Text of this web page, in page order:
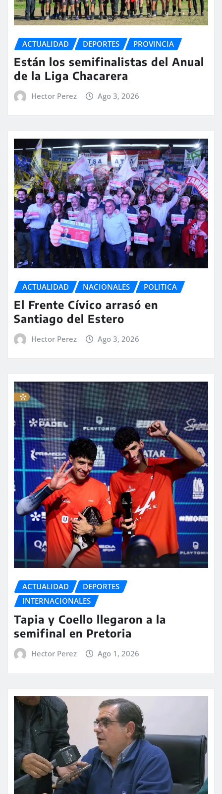
ACTUALIDAD DEPORTES PROVINCIA
Están los semifinalistas del Anual
de la Liga Chacarera
Hector Perez Ago 3, 2026
ACTUALIDAD NACIONALES POLITICA
El Frente Cívico arrasó en
Santiago del Estero
Hector Perez Ago 3, 2026
ACTUALIDAD
DEPORTES
INTERNACIONALES
Tapia y Coello llegaron a la
semifinal en Pretoria
Hector Perez Ago 1, 2026